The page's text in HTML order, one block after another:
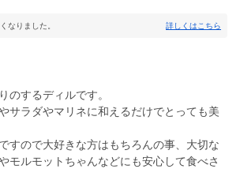
なりました。 詳しくはこちら
のするディルです。
サラダやマリネに和えるだけでとっても美
すので大好きな方はもちろんの事、大切な
モルモットちゃんなどにも安心して食べさ